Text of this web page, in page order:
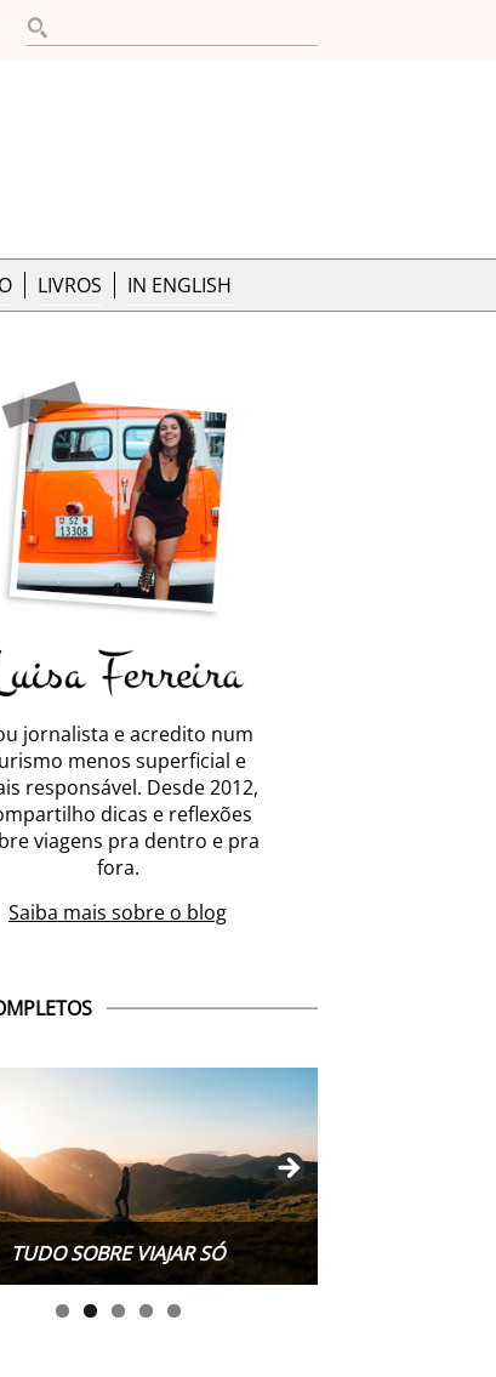
LIVROS IN ENGLISH
jornalista e acredito num
menos superficial e
responsável. Desde 2012,
dicas e reflexões
viagens pra dentro e pra
fora.
Saiba mais sobre o blog
TUDO SOBRE VIAJAR SÓ